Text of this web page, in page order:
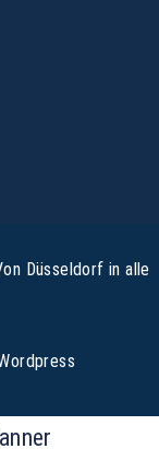
Düsseldorf in alle